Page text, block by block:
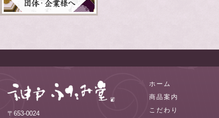
〒653-0024
ホーム
商品案内
こだわり